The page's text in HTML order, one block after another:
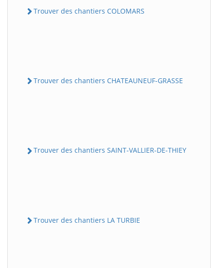
Trouver des chantiers COLOMARS
Trouver des chantiers CHATEAUNEUF-GRASSE
Trouver des chantiers SAINT-VALLIER-DE-THIEY
Trouver des chantiers LA TURBIE